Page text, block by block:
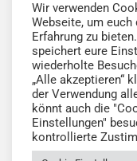
Wir verwenden
Webseite, um euch
Erfahrung zu
speichert eure
wiederholte
„Alle akzeptieren“
der Verwendung
könnt auch die
Einstellungen"
kontrollierte